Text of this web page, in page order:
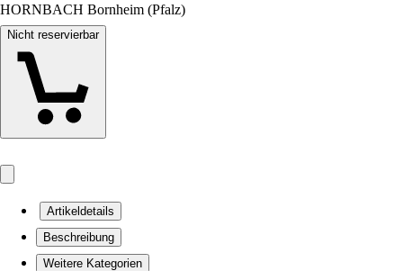
HORNBACH Bornheim (Pfalz)
Nicht reservierbar
Artikeldetails
Beschreibung
Weitere Kategorien